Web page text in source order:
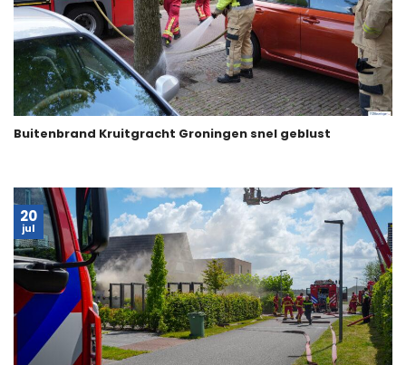
Buitenbrand Kruitgracht Groningen snel geblust
20
jul